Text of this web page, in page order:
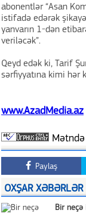
abonentlər “Asan
istifadə edərək
yanvarın 1-dən
veriləcək”.
Qeyd edək ki, Tarif
sərfiyyatına kimi hər
www.AzadMedia.az
Paylaş
OXŞAR XƏBƏRLƏR
Bir